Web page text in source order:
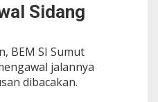
Sidang
BEM SI Sumut
jalannya
dibacakan.